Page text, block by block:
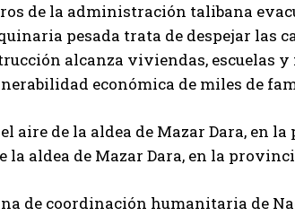
de la administración talibana
pesada trata de despejar las
alcanza viviendas, escuelas
económica de miles de
aire de la aldea de Mazar Dara, en
la aldea de Mazar Dara, en la
de coordinación humanitaria de